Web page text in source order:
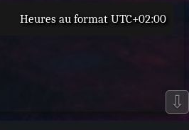
s
s
Heures au format UTC+02:00
⇩